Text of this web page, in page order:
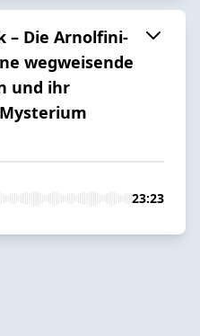
– Die Arnolfini-
wegweisende
und ihr
23:23